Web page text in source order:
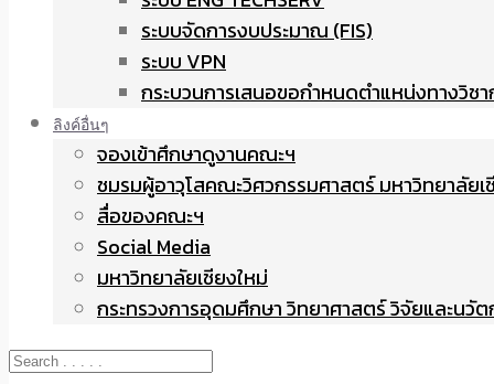
ระบบจัดการงบประมาณ (FIS)
ระบบ VPN
กระบวนการเสนอขอกำหนดตำแหน่งทางวิช
ลิงค์อื่นๆ
จองเข้าศึกษาดูงานคณะฯ
ชมรมผู้อาวุโสคณะวิศวกรรมศาสตร์ มหาวิทยาลัยเ
สื่อของคณะฯ
Social Media
มหาวิทยาลัยเชียงใหม่
กระทรวงการอุดมศึกษา วิทยาศาสตร์ วิจัยและนวั